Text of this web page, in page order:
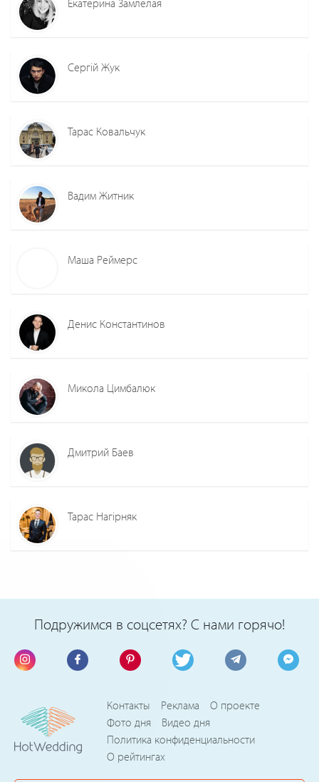
Сергій Жук
Тарас Ковальчук
Вадим Житник
Маша Реймерс
Денис Константинов
Микола Цимбалюк
Дмитрий Баев
Тарас Нагірняк
Подружимся в соцсетях? С нами горячо!
Контакты Реклама
О проекте
Фото дня
Видео дня
Политика конфиденциальности
О рейтингах